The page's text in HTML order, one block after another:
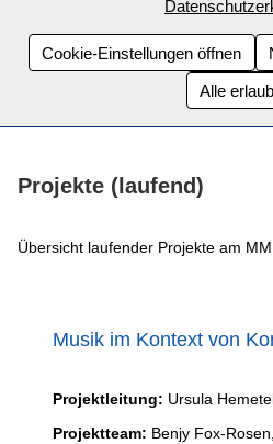
Cookie-Einstellungen öffnen
Alle
Projekte (laufend)
Übersicht laufender Projekte am
Musik im Kontext von
Projektleitung: Ursula
Projektteam: Benjy Fox-